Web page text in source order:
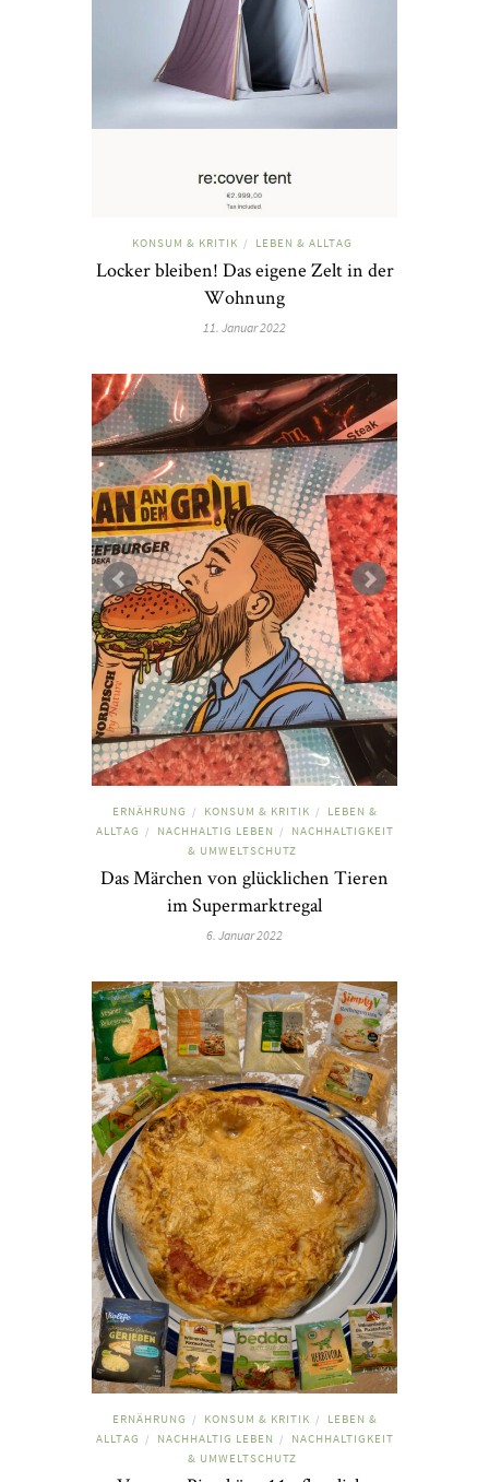
KONSUM & KRITIK / LEBEN & ALLTAG
Locker bleiben! Das eigene Zelt in der
Wohnung
11. Januar 2022
ERNÄHRUNG / KONSUM & KRITIK /
LEBEN &
ALLTAG
/ NACHHALTIG LEBEN /
NACHHALTIGKEIT
& UMWELTSCHUTZ
Das Märchen von glücklichen Tieren
im Supermarktregal
6. Januar 2022
ERNÄHRUNG / KONSUM & KRITIK /
LEBEN &
ALLTAG
/ NACHHALTIG LEBEN /
NACHHALTIGKEIT
& UMWELTSCHUTZ